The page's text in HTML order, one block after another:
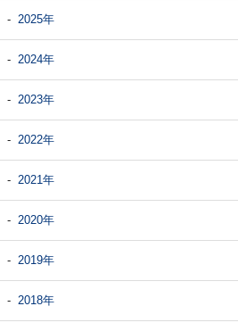
2025年
2024年
2023年
2022年
2021年
2020年
2019年
2018年